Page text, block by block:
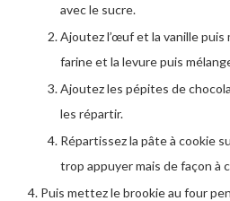
avec le sucre.
Ajoutez l’œuf et la vanille puis
farine et la levure puis
Ajoutez les pépites de
les répartir.
Répartissez la pâte à cookie
trop appuyer mais de façon à
Puis mettez le brookie au four